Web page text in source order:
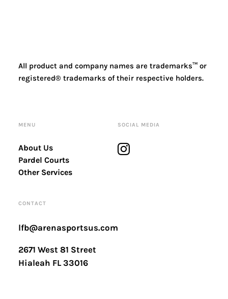
All product and company names are trademarks™ or
registered® trademarks of their respective holders.
MENU
About Us
Pardel Courts
Other Services
SOCIAL MEDIA
CONTACT
lfb@arenasportsus.com
2671 West 81 Street
Hialeah FL 33016